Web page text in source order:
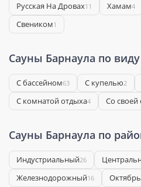
Русская На Дровах11 Хамам4
Свеником1
Сауны Барнаула по виду
С бассейном63 С купелью2
С комнатой отдыха4 Со своей
Сауны Барнаула по
Индустриальный26
Железнодорожный16